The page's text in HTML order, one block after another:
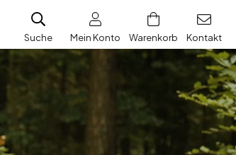
Suche Mein Konto Warenkorb Kontakt